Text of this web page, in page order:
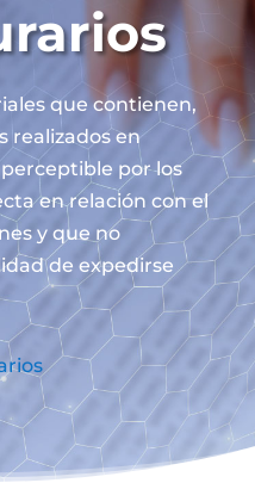
que contienen,
realizados en
por los
en relación con el
y que no
de expedirse